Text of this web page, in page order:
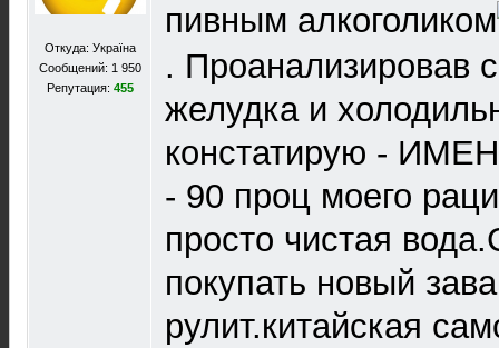
Откуда: Україна
Сообщений: 1 950
Репутация: 455
пивным алкоголиком
. Проанализировав
желудка и
констатирую -
- 90 проц моего
просто чистая
покупать новый
рулит.китайская